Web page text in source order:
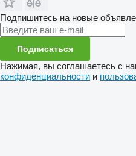
Подпишитесь на новые
Подписаться
Нажимая, вы соглашаетесь с
конфиденциальности и